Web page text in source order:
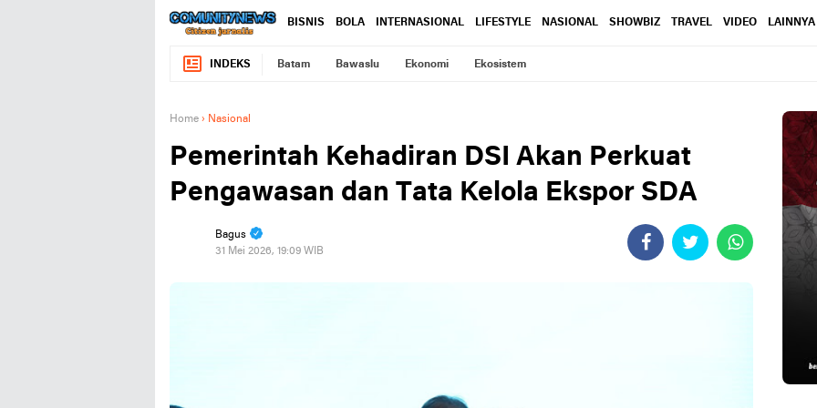
BISNIS BOLA INTERNASIONAL LIFESTYLE NASIONAL SHOWBIZ TRAVEL VIDEO LAINNYA
INDEKS Batam Bawaslu Ekonomi Ekosistem
Home › Nasional
Pemerintah Kehadiran DSI Akan Perkuat
Pengawasan dan Tata Kelola Ekspor SDA
Bagus
31 Mei 2026, 19:09 WIB